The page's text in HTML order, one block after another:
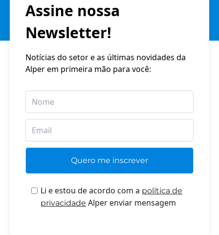
Assine nossa
Newsletter!
Notícias do setor e as últimas novidades da
Alper em primeira mão para você:
Li e estou de acordo com a política de
privacidade Alper enviar mensagem